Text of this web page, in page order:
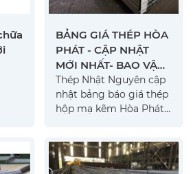
BẢNG GIÁ THÉP HÒA
PHÁT - CẬP NHẬT
MỚI NHẤT- BAO VẬN
CHUYỂN
Thép Nhật Nguyên cập
nhật bảng báo giá thép
hộp mạ kẽm Hòa Phát
vận chuyển tận nơi cho
mọi công trình lớn nhỏ.